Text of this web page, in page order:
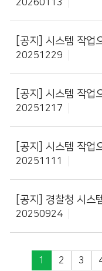
20260113
[공지] 시스템 작업
20251229
[공지] 시스템 작업
20251217
[공지] 시스템 작업
20251111
[공지] 경찰청 시스
20250924
1 2 3